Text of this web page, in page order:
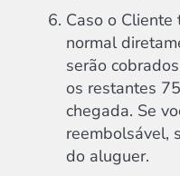
Caso o
normal
serão
os restantes
chegada. Se
reembolsável,
do aluguer.